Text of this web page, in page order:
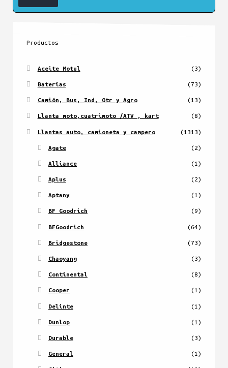
Productos
Aceite Motul (3)
Baterías (73)
Camión, Bus, Ind, Otr y Agro (13)
Llanta moto,cuatrimoto /ATV , kart (8)
Llantas auto, camioneta y campero (1313)
Agate (2)
Alliance (1)
Aplus (2)
Aptany (1)
BF Goodrich (9)
BFGoodrich (64)
Bridgestone (73)
Chaoyang (3)
Continental (8)
Cooper (1)
Delinte (1)
Dunlop (1)
Durable (3)
General (1)